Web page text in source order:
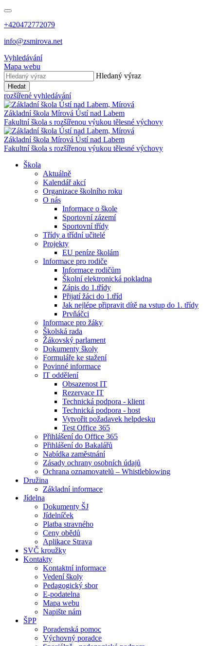
+420472772079
info@zsmirova.net
Vyhledávání
Mapa webu
Hledaný výraz
Hledat
rozšířené vyhledávání
Základní škola Mírová Ústí nad Labem
Fakultní škola s rozšířenou výukou tělesné výchovy
Základní škola Mírová Ústí nad Labem
Fakultní škola s rozšířenou výukou tělesné výchovy
Škola
Aktuálně
Kalendář akcí
Organizace školního roku
O nás
Informace o škole
Sportovní zázemí
Sportovní třídy
Třídy a třídní učitelé
Projekty
EU peníze školám
Informace pro rodiče
Informace rodičům
Školní elektronická pokladna
Zápis do 1.třídy
Přijatí žáci do 1.tříd
Jak nejlépe připravit dítě na vstup do 1. třídy
Prvňáčci
Informace pro žáky
Školská rada
Žákovský parlament
Dokumenty školy
Formuláře ke stažení
Povinné informace
IT oddělení
Obsazenost IT
Rezervace IT
Technická podpora - klient
Technická podpora - host
Vytvořit požadavek helpdesku
Test Office 365
Přihlášení do Office 365
Přihlášení do Bakalářů
Nabídka zaměstnání
Zásady ochrany osobních údajů
Ochrana oznamovatelů – Whistleblowing
Družina
Základní informace
Jídelna
Dokumenty ŠJ
Jídelníček
Platba stravného
Ceny obědů
Aplikace Strava
SVČ kroužky
Kontakty
Kontaktní informace
Vedení školy
Pedagogický sbor
E-podatelna
Mapa webu
Napište nám
ŠPP
Poradenská pomoc
Výchovný poradce